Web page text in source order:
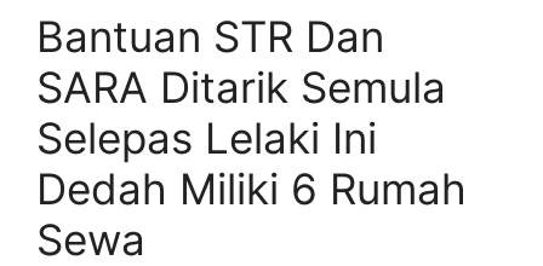
Bantuan STR Dan
SARA Ditarik Semula
Selepas Lelaki Ini
Dedah Miliki 6 Rumah
Sewa